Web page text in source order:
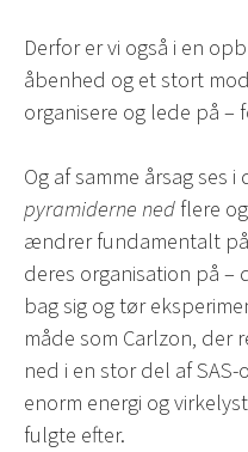
Derfor er vi også i en
åbenhed og et stort
organisere og lede på
Og af samme årsag ses
pyramiderne nedflere
ændrer fundamentalt
deres organisation på
bag sig og tør
måde som Carlzon, der
ned i en stor del af
enorm energi og
fulgte efter.